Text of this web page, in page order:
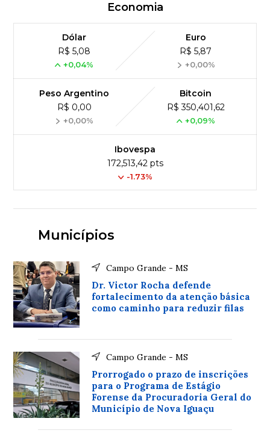
Economia
Dólar
R$ 5,08
+0,04%
Euro
R$ 5,87
+0,00%
Peso Argentino
R$ 0,00
+0,00%
Bitcoin
R$ 350,401,62
+0,09%
Ibovespa
172,513,42 pts
-1.73%
Municípios
Campo Grande - MS
Dr. Victor Rocha defende
fortalecimento da atenção básica
como caminho para reduzir filas
Campo Grande - MS
Prorrogado o prazo de inscrições
para o Programa de Estágio
Forense da Procuradoria Geral do
Município de Nova Iguaçu